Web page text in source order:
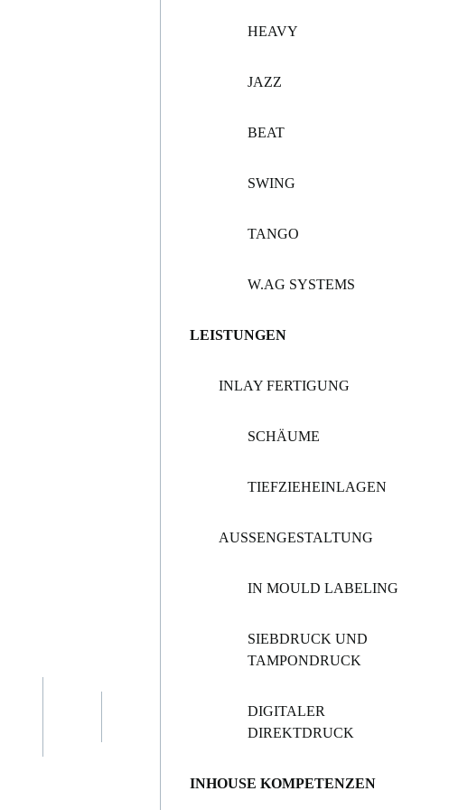
HEAVY
JAZZ
BEAT
SWING
TANGO
W.AG SYSTEMS
LEISTUNGEN
INLAY FERTIGUNG
SCHÄUME
TIEFZIEHEINLAGEN
AUSSENGESTALTUNG
IN MOULD LABELING
SIEBDRUCK UND
TAMPONDRUCK
DIGITALER
DIREKTDRUCK
INHOUSE KOMPETENZEN